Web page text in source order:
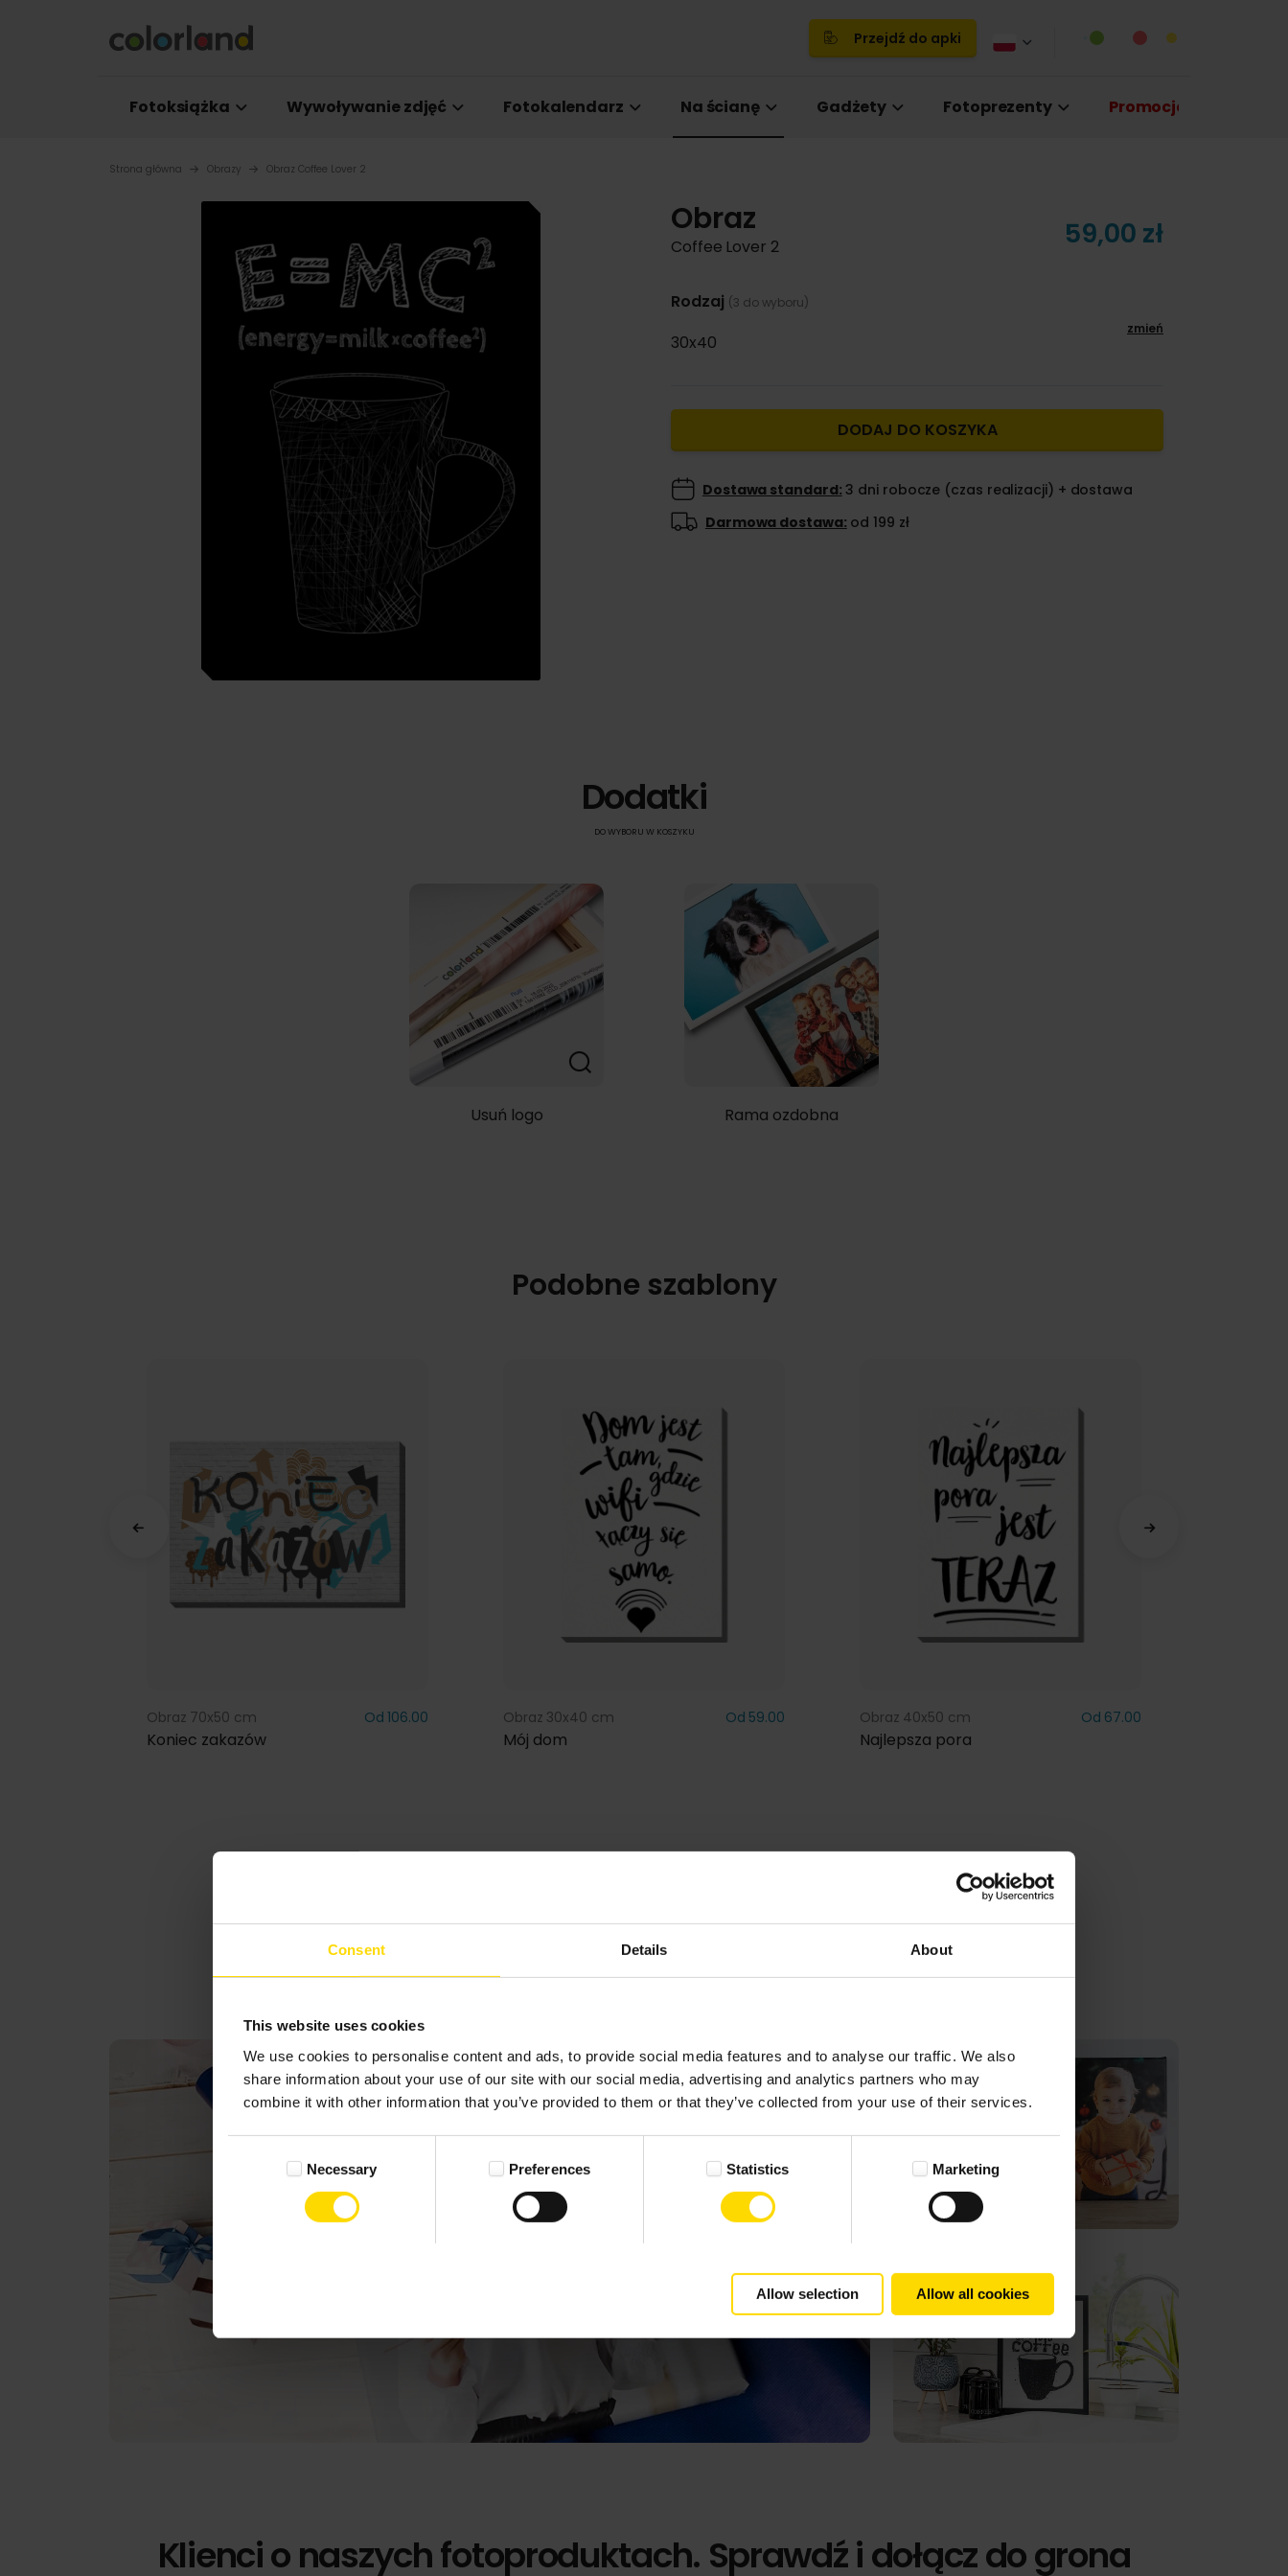
Consent Details About
This website uses cookies
We use cookies to personalise content and ads, to provide social media features and to analyse our traffic. We also
share information about your use of our site with our social media, advertising and analytics partners who may
combine it with other information that you’ve provided to them or that they’ve collected from your use of their services.
Necessary Preferences Statistics Marketing
Allow selection Allow all cookies
Przejdź do apki
Fotoksiążka Wywoływanie zdjęć Fotokalendarz Na ścianę Gadżety Fotoprezenty Promocje
Strona główna Obrazy Obraz Coffee Lover 2
Obraz
Coffee Lover 2 59,00 zł
Rodzaj (3 do wyboru)
30x40
zmień
DODAJ DO KOSZYKA
Dostawa standard: 3 dni robocze (czas realizacji) + dostawa
Darmowa dostawa: od 199 zł
Dodatki
DO WYBORU W KOSZYKU
Usuń logo Rama ozdobna
Podobne szablony
Obraz 70x50 cm Od 106.00
Koniec zakazów
Obraz 30x40 cm Od 59.00
Mój dom
Obraz 40x50 cm Od 67.00
Najlepsza pora
Inspiracje
Klienci o naszych fotoproduktach. Sprawdź i dołącz do grona